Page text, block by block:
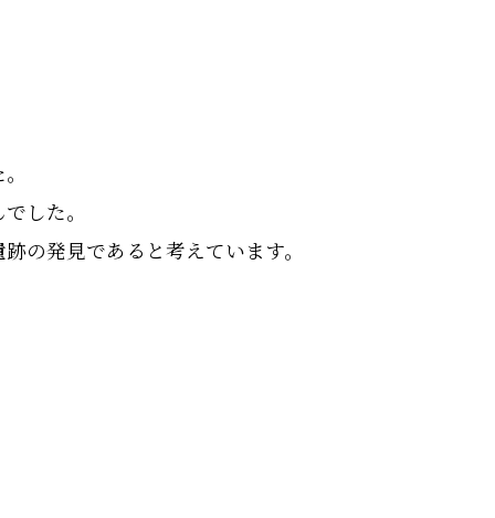
した。
の発見であると考えています。